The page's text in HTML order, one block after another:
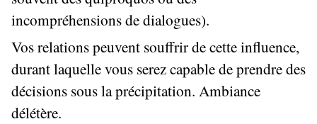
incompréhensions de dialogues).
Vos relations peuvent souffrir de cette influence,
durant laquelle vous serez capable de prendre des
décisions sous la précipitation. Ambiance
délétère.